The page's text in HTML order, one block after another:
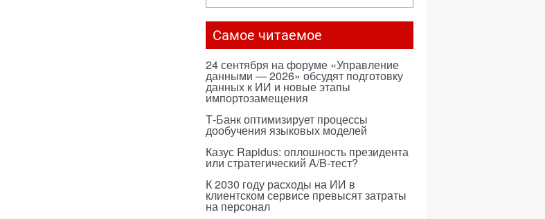
Самое читаемое
24 сентября на форуме «Управление
данными — 2026» обсудят подготовку
данных к ИИ и новые этапы
импортозамещения
Т-Банк оптимизирует процессы
дообучения языковых моделей
Казус Rapidus: оплошность президента
или стратегический A/B-тест?
К 2030 году расходы на ИИ в
клиентском сервисе превысят затраты
на персонал